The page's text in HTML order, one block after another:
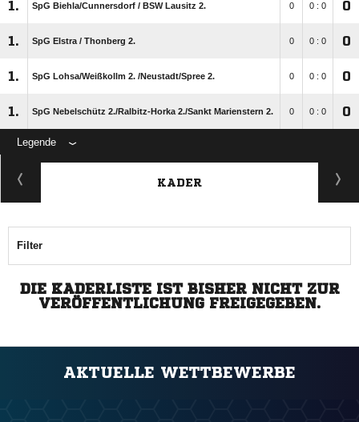
1. SpG Biehla/​Cunnersdorf /​ BSW Lausitz 2. 0 0 : 0 0
1. SpG Elstra /​ Thonberg 2. 0 0 : 0 0
1. SpG Lohsa/​Weißkollm 2. /​Neustadt/​Spree 2. 0 0 : 0 0
1. SpG Nebelschütz 2./​Ralbitz-Horka 2./​Sankt Marienstern 2. 0 0 : 0 0
Legende
KADER
Filter
DIE KADERLISTE IST BISHER NICHT ZUR
VERÖFFENTLICHUNG FREIGEGEBEN.
AKTUELLE WETTBEWERBE